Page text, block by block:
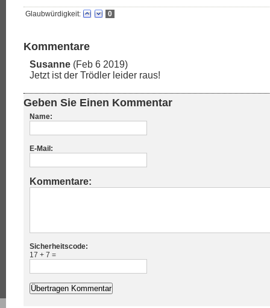
Glaubwürdigkeit: 0
Kommentare
Susanne (Feb 6 2019)
Jetzt ist der Trödler leider raus!
Geben Sie Einen Kommentar
Name:
E-Mail:
Kommentare:
Sicherheitscode:
17 + 7 =